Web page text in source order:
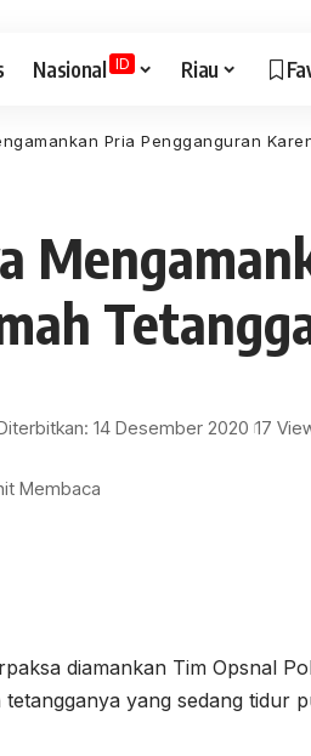
Nasional ID Riau
Pria Pengganguran
14 Desember 2020 17
Membaca
diamankan Tim Opsnal
yang sedang tidur